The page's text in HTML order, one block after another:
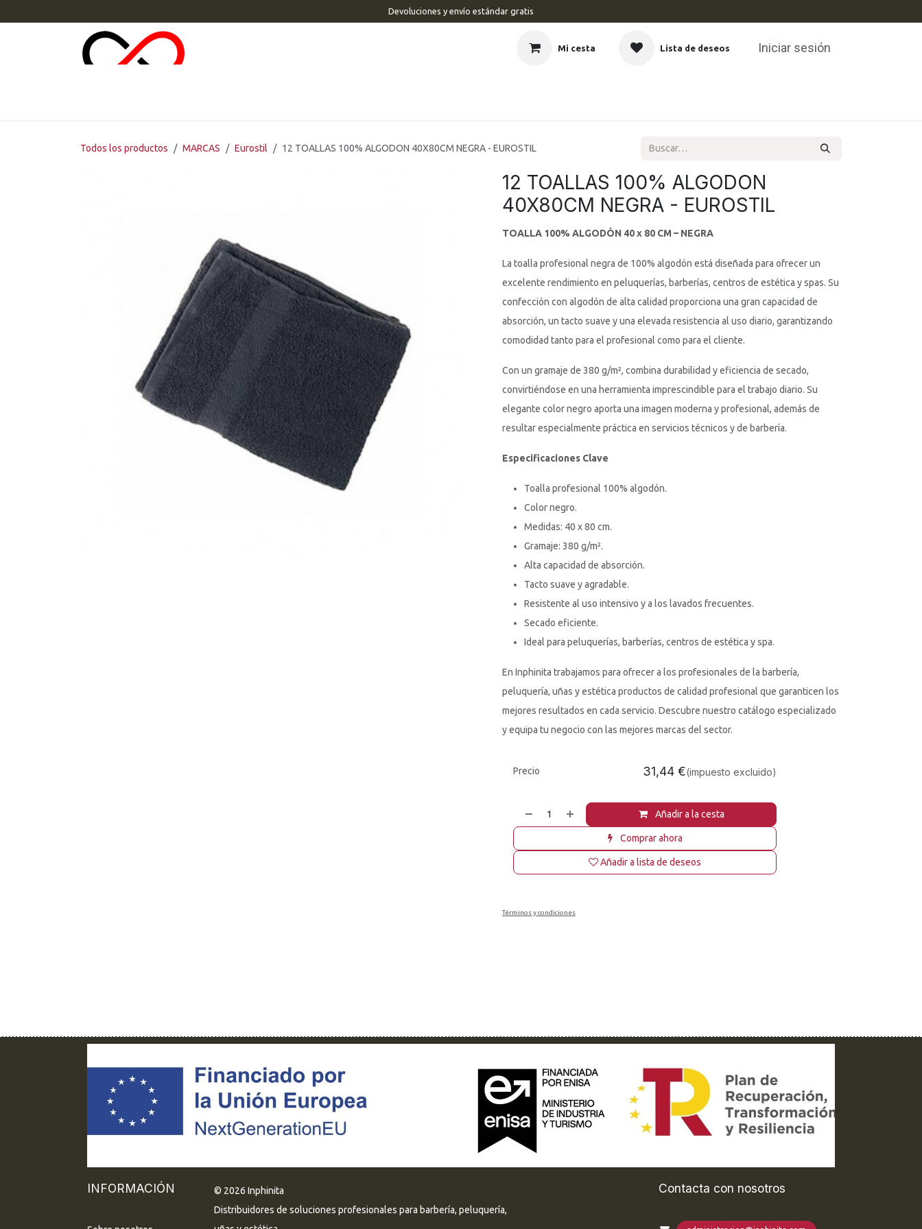
Devoluciones y envío estándar gratis
Mi cesta Lista de deseos Iniciar sesión
Todos los productos MARCAS Eurostil 12 TOALLAS 100% ALGODON 40X80CM NEGRA - EUROSTIL
12 TOALLAS 100% ALGODON
40X80CM NEGRA - EUROSTIL
TOALLA 100% ALGODÓN 40 x 80 CM – NEGRA
La toalla profesional negra de 100% algodón está diseñada para ofrecer un
excelente rendimiento en peluquerías, barberías, centros de estética y spas. Su
confección con algodón de alta calidad proporciona una gran capacidad de
absorción, un tacto suave y una elevada resistencia al uso diario, garantizando
comodidad tanto para el profesional como para el cliente.
Con un gramaje de 380 g/m², combina durabilidad y eficiencia de secado,
convirtiéndose en una herramienta imprescindible para el trabajo diario. Su
elegante color negro aporta una imagen moderna y profesional, además de
resultar especialmente práctica en servicios técnicos y de barbería.
Especificaciones Clave
Toalla profesional 100% algodón.
Color negro.
Medidas: 40 x 80 cm.
Gramaje: 380 g/m².
Alta capacidad de absorción.
Tacto suave y agradable.
Resistente al uso intensivo y a los lavados frecuentes.
Secado eficiente.
Ideal para peluquerías, barberías, centros de estética y spa.
En Inphinita trabajamos para ofrecer a los profesionales de la barbería,
peluquería, uñas y estética productos de calidad profesional que garanticen los
mejores resultados en cada servicio. Descubre nuestro catálogo especializado
y equipa tu negocio con las mejores marcas del sector.
Añadir a la cesta
Comprar ahora
Añadir a lista de deseos
Precio 31,44 €(impuesto excluido)
Términos y condiciones
© 2026 Inphinita
Distribuidores de soluciones profesionales para barbería, peluquería,
INFORMACIÓN Contacta con nosotros